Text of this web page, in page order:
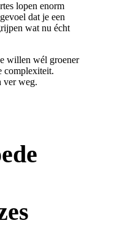
lopen enorm
dat je een
wat nu écht
willen wél groener
complexiteit.
ver weg.